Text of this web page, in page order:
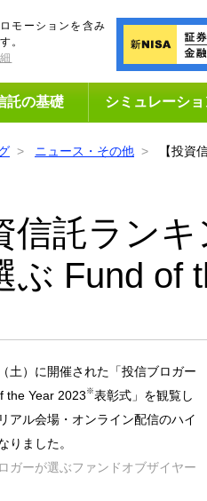
モーションを含み
。
託の基礎 シミュレーショ
ニュース・その他
【投資
信託ラン
ぶ Fund of
土）に開催された「投信ブロガー
the Year 2023※表彰式」を観覧し
アル会場・オンライン配信のハイ
りました。
ガーが選ぶファンドオブザイヤー